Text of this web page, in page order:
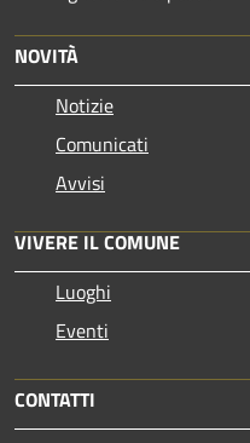
NOVITÀ
Notizie
Comunicati
Avvisi
VIVERE IL COMUNE
Luoghi
Eventi
CONTATTI